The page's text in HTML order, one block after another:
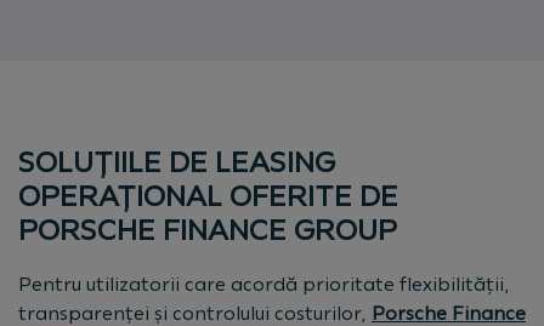
SOLUȚIILE DE LEASING
OPERAȚIONAL OFERITE DE
PORSCHE FINANCE GROUP
Pentru utilizatorii care acordă prioritate flexibilității,
transparenței și controlului costurilor, Porsche Finance